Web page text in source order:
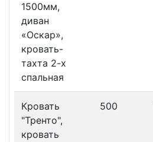
1500мм,
диван
«Оскар»,
кровать-
тахта 2-х
спальная
Кровать
"Тренто",
кровать
500